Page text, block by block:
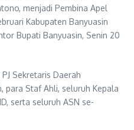
menjadi Pembina Apel
Kabupaten Banyuasin
Bupati Banyuasin, Senin 20
Sekretaris Daerah
para Staf Ahli, seluruh Kepala
serta seluruh ASN se-